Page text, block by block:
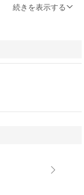
ので野菜が濡れてい
お召し上がり頂けま
す。ご理解下さい。
れや、萎びる事もあ
続きを表示する